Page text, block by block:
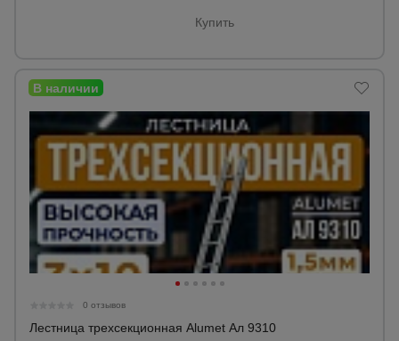
Купить
0 отзывов
Лестница трехсекционная Alumet Ал 9310